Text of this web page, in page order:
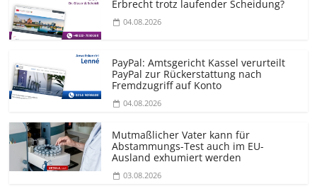
Erbrecht trotz laufender Scheidung?
04.08.2026
PayPal: Amtsgericht Kassel verurteilt
PayPal zur Rückerstattung nach
Fremdzugriff auf Konto
04.08.2026
Mutmaßlicher Vater kann für
Abstammungs-Test auch im EU-
Ausland exhumiert werden
03.08.2026